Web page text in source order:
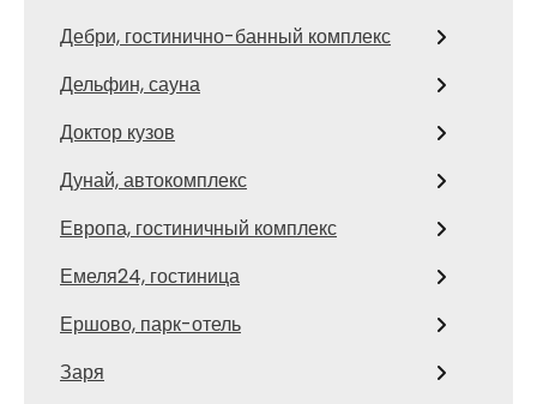
Дебри, гостинично-банный комплекс
Дельфин, сауна
Доктор кузов
Дунай, автокомплекс
Европа, гостиничный комплекс
Емеля24, гостиница
Ершово, парк-отель
Заря